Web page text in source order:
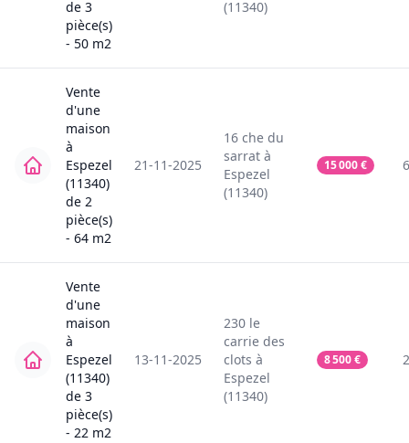
de 3
pièce(s)
- 50 m2
(11340)
Vente
d'une
maison
à
Espezel
(11340)
de 2
pièce(s)
- 64 m2
21-11-2025
16 che du
sarrat à
Espezel
(11340)
15 000€
Vente
d'une
maison
à
Espezel
(11340)
de 3
pièce(s)
- 22 m2
13-11-2025
230 le
carrie des
clots à
Espezel
(11340)
8 500€